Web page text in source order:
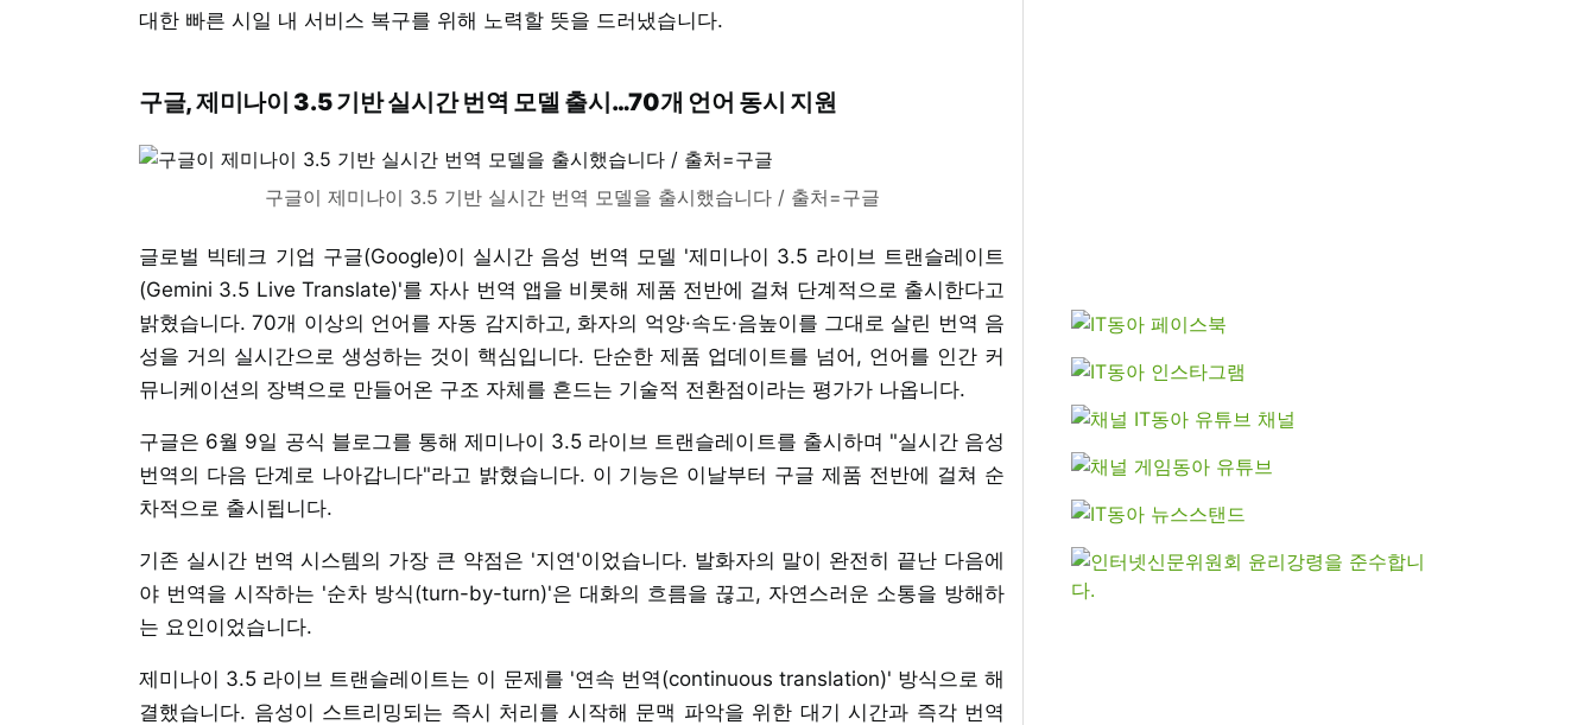
대한 빠른 시일 내 서비스 복구를 위해 노력할 뜻을 드러냈습니다.
구글, 제미나이 3.5 기반 실시간 번역 모델 출시…70개 언어 동시 지원
구글이 제미나이 3.5 기반 실시간 번역 모델을 출시했습니다 / 출처=구글
글로벌 빅테크 기업 구글(Google)이 실시간 음성 번역 모델 '제미나이 3.5 라이브 트랜슬레이트
(Gemini 3.5 Live Translate)'를 자사 번역 앱을 비롯해 제품 전반에 걸쳐 단계적으로 출시한다고
밝혔습니다. 70개 이상의 언어를 자동 감지하고, 화자의 억양·속도·음높이를 그대로 살린 번역 음
성을 거의 실시간으로 생성하는 것이 핵심입니다. 단순한 제품 업데이트를 넘어, 언어를 인간 커
뮤니케이션의 장벽으로 만들어온 구조 자체를 흔드는 기술적 전환점이라는 평가가 나옵니다.
구글은 6월 9일 공식 블로그를 통해 제미나이 3.5 라이브 트랜슬레이트를 출시하며 "실시간 음성
번역의 다음 단계로 나아갑니다"라고 밝혔습니다. 이 기능은 이날부터 구글 제품 전반에 걸쳐 순
차적으로 출시됩니다.
기존 실시간 번역 시스템의 가장 큰 약점은 '지연'이었습니다. 발화자의 말이 완전히 끝난 다음에
야 번역을 시작하는 '순차 방식(turn-by-turn)'은 대화의 흐름을 끊고, 자연스러운 소통을 방해하
는 요인이었습니다.
제미나이 3.5 라이브 트랜슬레이트는 이 문제를 '연속 번역(continuous translation)' 방식으로 해
결했습니다. 음성이 스트리밍되는 즉시 처리를 시작해 문맥 파악을 위한 대기 시간과 즉각 번역